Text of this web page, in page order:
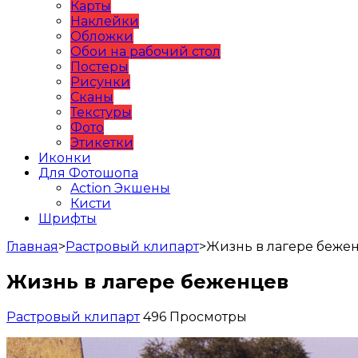
Карты
Наклейки
Обложки
Обои на рабочий стол
Постеры
Рисунки
Сканы
Текстуры
Фото
Этикетки
Иконки
Для Фотошопа
Action Экшены
Кисти
Шрифты
Главная>Растровый клипарт>Жизнь в лагере
Жизнь в лагере беженцев
Растровый клипарт 496 Просмотры